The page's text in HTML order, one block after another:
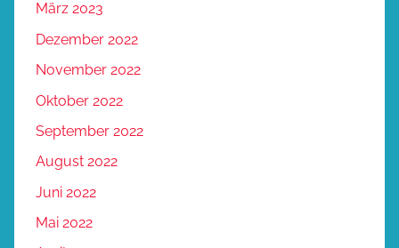
März 2023
Dezember 2022
November 2022
Oktober 2022
September 2022
August 2022
Juni 2022
Mai 2022